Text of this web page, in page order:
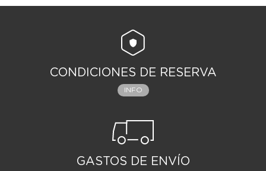
CONDICIONES DE RESERVA
INFO
GASTOS DE ENVÍO